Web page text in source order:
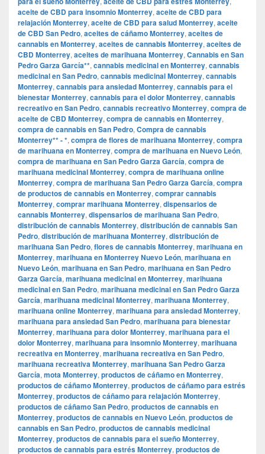
aceite de CBD para insomnio Monterrey, aceite de CBD para
relajación Monterrey, aceite de CBD para salud Monterrey, aceite
de CBD San Pedro, aceites de cáñamo Monterrey, aceites de
cannabis en Monterrey, aceites de cannabis Monterrey, aceites de
CBD Monterrey, aceites de marihuana Monterrey, Cannabis en San
Pedro Garza García**, cannabis medicinal en Monterrey, cannabis
medicinal en San Pedro, cannabis medicinal Monterrey, cannabis
Monterrey, cannabis para ansiedad Monterrey, cannabis para el
bienestar Monterrey, cannabis para el dolor Monterrey, cannabis
recreativo en San Pedro, cannabis recreativo Monterrey, compra de
aceite de CBD Monterrey, compra de cannabis en Monterrey,
compra de cannabis en San Pedro, Compra de cannabis
Monterrey** - *, compra de flores de marihuana Monterrey, compra
de marihuana en Monterrey, compra de marihuana en Nuevo León,
compra de marihuana en San Pedro Garza García, compra de
marihuana medicinal Monterrey, compra de marihuana online
Monterrey, compra de marihuana San Pedro Garza García, compra
de productos de cannabis en Monterrey, comprar cannabis
Monterrey, comprar marihuana Monterrey, dispensarios de
cannabis Monterrey, dispensarios de marihuana San Pedro,
distribución de cannabis Monterrey, distribución de cannabis San
Pedro, distribución de marihuana Monterrey, distribución de
marihuana San Pedro, flores de cannabis Monterrey, marihuana en
Monterrey, marihuana en Monterrey Nuevo León, marihuana en
Nuevo León, marihuana en San Pedro, marihuana en San Pedro
Garza García, marihuana medicinal en Monterrey, marihuana
medicinal en San Pedro, marihuana medicinal en San Pedro Garza
García, marihuana medicinal Monterrey, marihuana Monterrey,
marihuana online Monterrey, marihuana para ansiedad Monterrey,
marihuana para ansiedad San Pedro, marihuana para bienestar
Monterrey, marihuana para dolor Monterrey, marihuana para el
dolor Monterrey, marihuana para insomnio Monterrey, marihuana
recreativa en Monterrey, marihuana recreativa en San Pedro,
marihuana recreativa Monterrey, marihuana San Pedro Garza
García, mota Monterrey, productos de cáñamo en Monterrey,
productos de cáñamo Monterrey, productos de cáñamo para estrés
Monterrey, productos de cáñamo para relajación Monterrey,
productos de cáñamo San Pedro, productos de cannabis en
Monterrey, productos de cannabis en Nuevo León, productos de
cannabis en San Pedro, productos de cannabis medicinal
Monterrey, productos de cannabis para el sueño Monterrey,
productos de cannabis para estrés Monterrey, productos de